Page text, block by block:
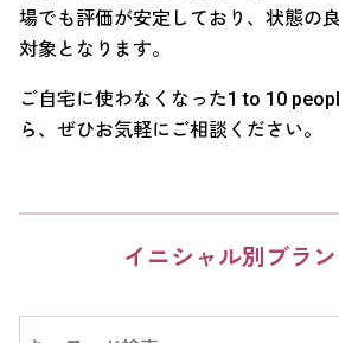
場でも評価が安定しており、状態の
対象となります。
ご自宅に使わなくなった1 to 10
ら、ぜひお気軽にご相談ください。
イニシャル別ブラ